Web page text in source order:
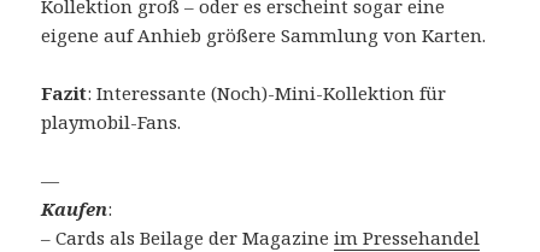
Kollektion groß – oder es erscheint sogar eine
eigene auf Anhieb größere Sammlung von Karten.
Fazit: Interessante (Noch)-Mini-Kollektion für
playmobil-Fans.
—
Kaufen:
– Cards als Beilage der Magazineim Pressehandel